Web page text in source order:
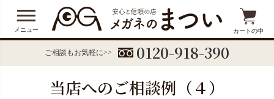
メニュー カートの中
ご相談もお気軽に>> 0120-918-390
当店へのご相談例（４）